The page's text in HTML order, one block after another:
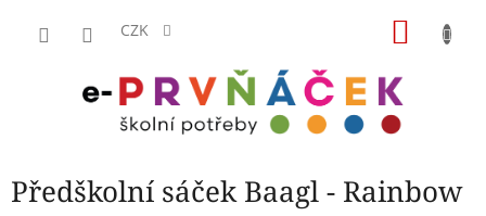
CZK
Předškolní sáček Baagl - Rainbow